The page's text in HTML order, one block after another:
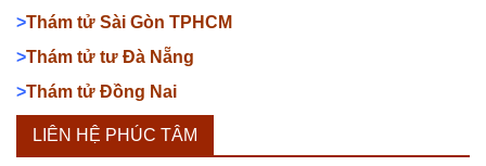
>Thám tử Sài Gòn TPHCM
>Thám tử tư Đà Nẵng
>Thám tử Đồng Nai
LIÊN HỆ PHÚC TÂM